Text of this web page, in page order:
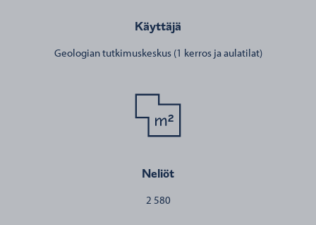
Käyttäjä
Geologian tutkimuskeskus (1 kerros ja aulatilat)
Neliöt
2 580